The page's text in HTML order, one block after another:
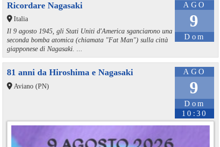
AGO
9
Dom
Ricordare Nagasaki
Italia
Il 9 agosto 1945, gli Stati Uniti d'America sganciarono una
seconda bomba atomica (chiamata "Fat Man") sulla città
giapponese di Nagasaki. ...
AGO
9
Dom
10:30
81 anni da Hiroshima e Nagasaki
Aviano (PN)